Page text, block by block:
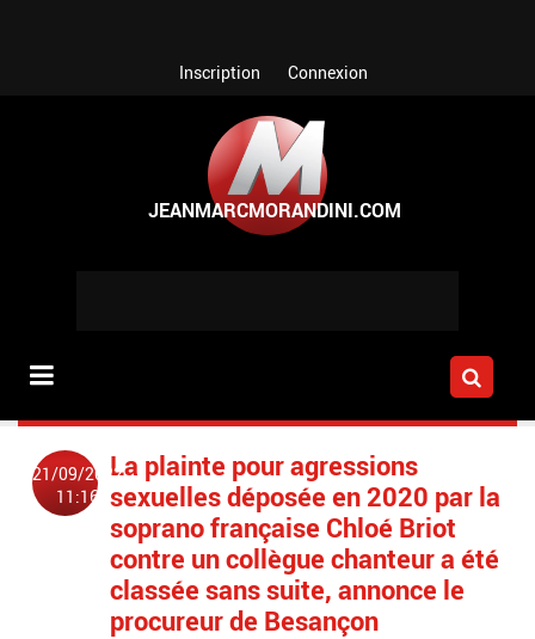
Inscription Connexion
21/09/2022
11:16
La plainte pour agressions
sexuelles déposée en 2020 par la
soprano française Chloé Briot
contre un collègue chanteur a été
classée sans suite, annonce le
procureur de Besançon